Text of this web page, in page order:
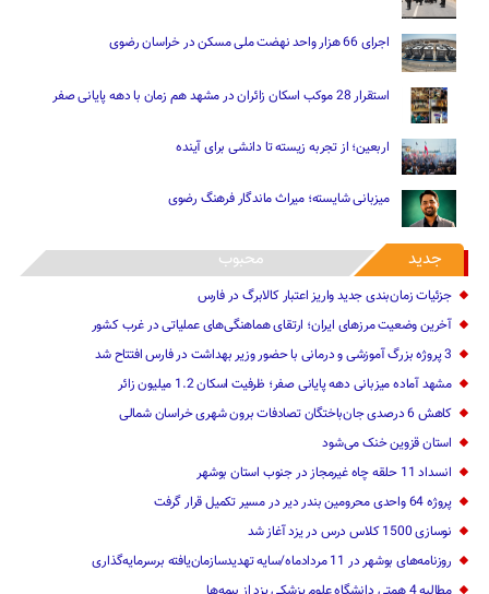
اجرای 66 هزار واحد نهضت ملی مسکن در خراسان رضوی
استقرار 28 موکب اسکان زائران در مشهد هم زمان با دهه پایانی صفر
اربعین؛ از تجربه زیسته تا دانشی برای آینده
میزبانی شایسته؛ میراث ماندگار فرهنگ رضوی
جدید محبوب
جزئیات زمان‌بندی جدید واریز اعتبار کالابرگ در فارس
آخرین وضعیت مرزهای ایران؛ ارتقای هماهنگی‌های عملیاتی در غرب کشور
3 پروژه بزرگ آموزشی و درمانی با حضور وزیر بهداشت در فارس افتتاح شد
مشهد آماده میزبانی دهه پایانی صفر؛ ظرفیت اسکان 1.2 میلیون زائر
کاهش 6 درصدی جان‌باختگان تصادفات برون شهری خراسان شمالی
استان قزوین خنک‌ می‌شود
انسداد 11 حلقه چاه غیرمجاز در جنوب استان بوشهر
پروژه 64 واحدی محرومین بندر دیر در مسیر تکمیل قرار گرفت
نوسازی 1500 کلاس درس در یزد آغاز شد
روزنامه‌های بوشهر در 11 مردادماه/سایه تهدیدسازمان‌یافته برسرمایه‌گذاری